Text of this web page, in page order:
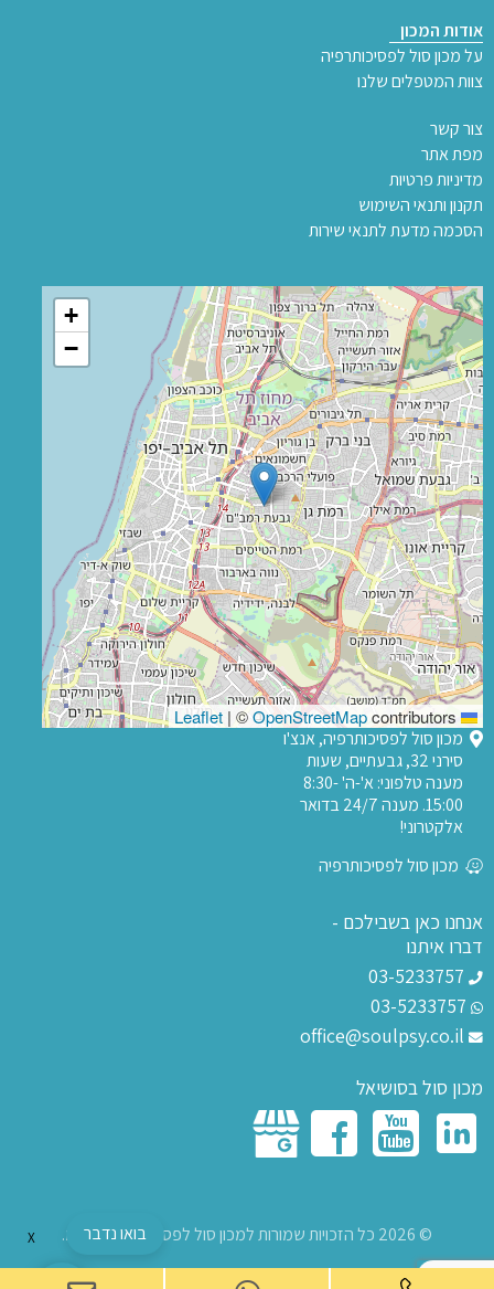
אודות המכון
על מכון סול לפסיכותרפיה
צוות המטפלים שלנו
צור קשר
מפת אתר
מדיניות פרטיות
תקנון ותנאי השימוש
הסכמה מדעת לתנאי שירות
+
−
| ©OpenStreetMapcontributors
מכון סול לפסיכותרפיה, אנצ'ו
סירני 32, גבעתיים, שעות
מענה טלפוני: א'-ה' 8:30-
15:00. מענה 24/7 בדואר
אלקטרוני!
מכון סול לפסיכותרפיה
אנחנו כאן בשבילכם -
דברו איתנו
מכון סול בסושיאל
© 2026 כל הזכויות שמורות למכון סול לפסיכותרפיה בע"מ. בואו נדבר X